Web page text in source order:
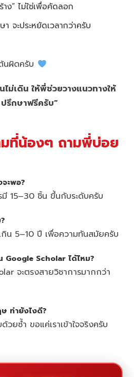
าง” ไม่ใช่เพื่อคัดลอก
จะประหยัดเวลากว่าครับ
นผิดครับ
ไม่เดิน ให้พี่ช่วยวางแนวทางให้
รึกษาฟรีครับ”
มที่น้องๆ ถามพี่บ่อย
ะพอ?
15–30 ชิ้น ขึ้นกับระดับครับ
กิน 5–10 ปี เพื่อความทันสมัยครับ
Google Scholar ได้ไหม?
จะตรงสายวิชาการมากกว่า
ทำยังไงดี?
วยซ้ำ ขอแค่เราเข้าใจจริงครับ